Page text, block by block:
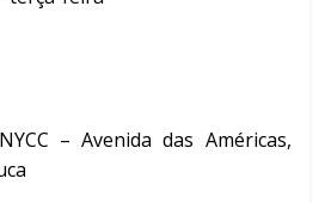
– Avenida das Américas,